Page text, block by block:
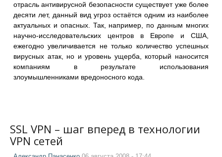
отрасль антивирусной безопасности существует уже более
десяти лет, данный вид угроз остаётся одним из наиболее
актуальных и опасных. Так, например, по данным многих
научно-исследовательских центров в Европе и США,
ежегодно увеличивается не только количество успешных
вирусных атак, но и уровень ущерба, который наносится
компаниям в результате использования
злоумышленниками вредоносного кода.
SSL VPN – шаг вперед в технологии
VPN сетей